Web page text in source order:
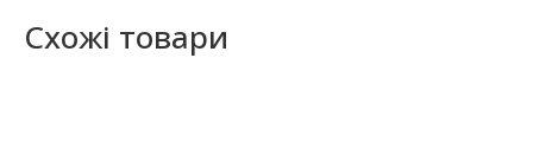
Схожі товари